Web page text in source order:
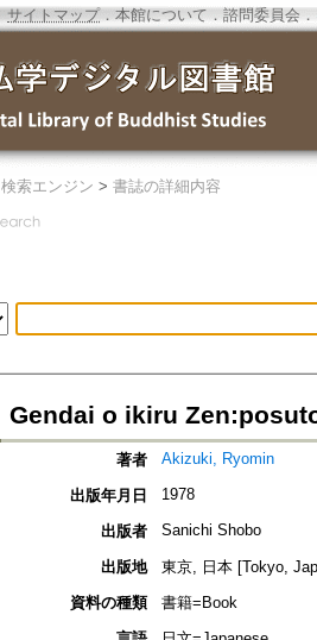
サイトマップ．本館について ． 諮問委員会 ．
検索エンジン > 書誌の詳細内容
Gendai o ikiru
著者 Akizuki, Ryomin
出版年月日 1978
出版者 Sanichi Shobo
出版地
東京, 日本 [Tokyo,
資料の種類
書籍=Book